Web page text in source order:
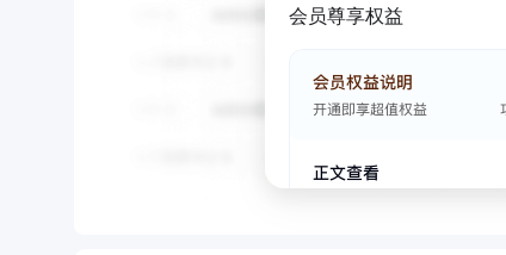
会员尊享权益